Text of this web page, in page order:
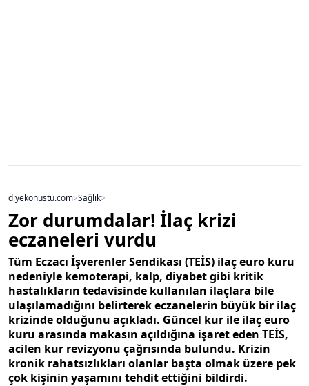
diyekonustu.com>Sağlık>
Zor durumdalar! İlaç krizi
eczaneleri vurdu
Tüm Eczacı İşverenler Sendikası (TEİS) ilaç euro kuru
nedeniyle kemoterapi, kalp, diyabet gibi kritik
hastalıkların tedavisinde kullanılan ilaçlara bile
ulaşılamadığını belirterek eczanelerin büyük bir ilaç
krizinde olduğunu açıkladı. Güncel kur ile ilaç euro
kuru arasında makasın açıldığına işaret eden TEİS,
acilen kur revizyonu çağrısında bulundu. Krizin
kronik rahatsızlıkları olanlar başta olmak üzere pek
çok kişinin yaşamını tehdit ettiğini bildirdi.